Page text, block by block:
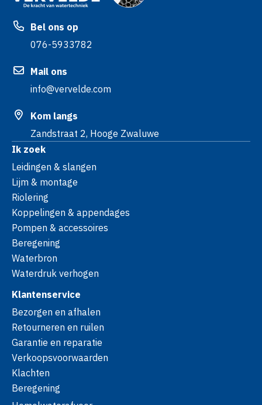
Bel ons op
076-5933782
Mail ons
info@vervelde.com
Kom langs
Zandstraat 2, Hooge Zwaluwe
Ik zoek
Leidingen & slangen
Lijm & montage
Riolering
Koppelingen & appendages
Pompen & accessoires
Beregening
Waterbron
Waterdruk verhogen
Klantenservice
Bezorgen en afhalen
Retourneren en ruilen
Garantie en reparatie
Verkoopsvoorwaarden
Klachten
Beregening